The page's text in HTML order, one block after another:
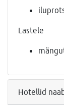
Lastele
Hotellid